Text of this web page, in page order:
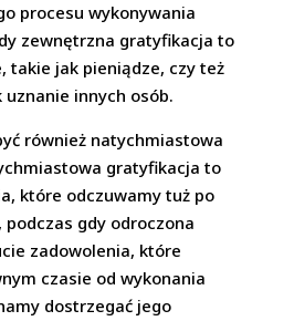
procesu wykonywania
zewnętrzna gratyfikacja to
takie jak pieniądze, czy też
uznanie innych osób.
również natychmiastowa
gratyfikacja to
które odczuwamy tuż po
gdy odroczona
zadowolenia, które
czasie od wykonania
dostrzegać jego